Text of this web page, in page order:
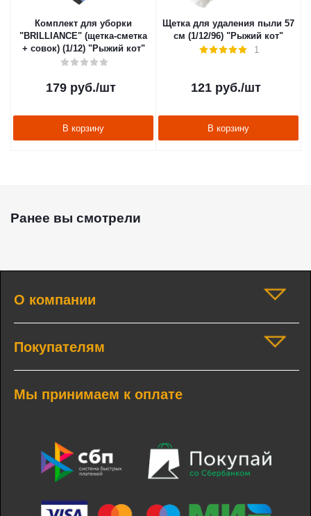
Комплект для уборки
"BRILLIANCE" (щетка-сметка
+ совок) (1/12) "Рыжий кот"
179 руб./шт
В корзину
Щетка для удаления пыли 57
см (1/12/96) "Рыжий кот"
1
121 руб./шт
В корзину
Ранее вы смотрели
О компании
Покупателям
Мы принимаем к оплате